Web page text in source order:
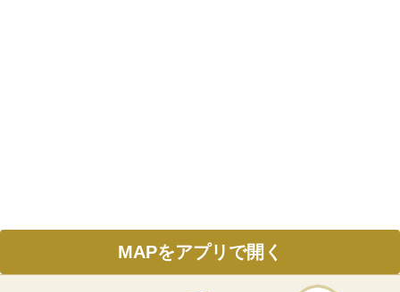
MAPをアプリで開く